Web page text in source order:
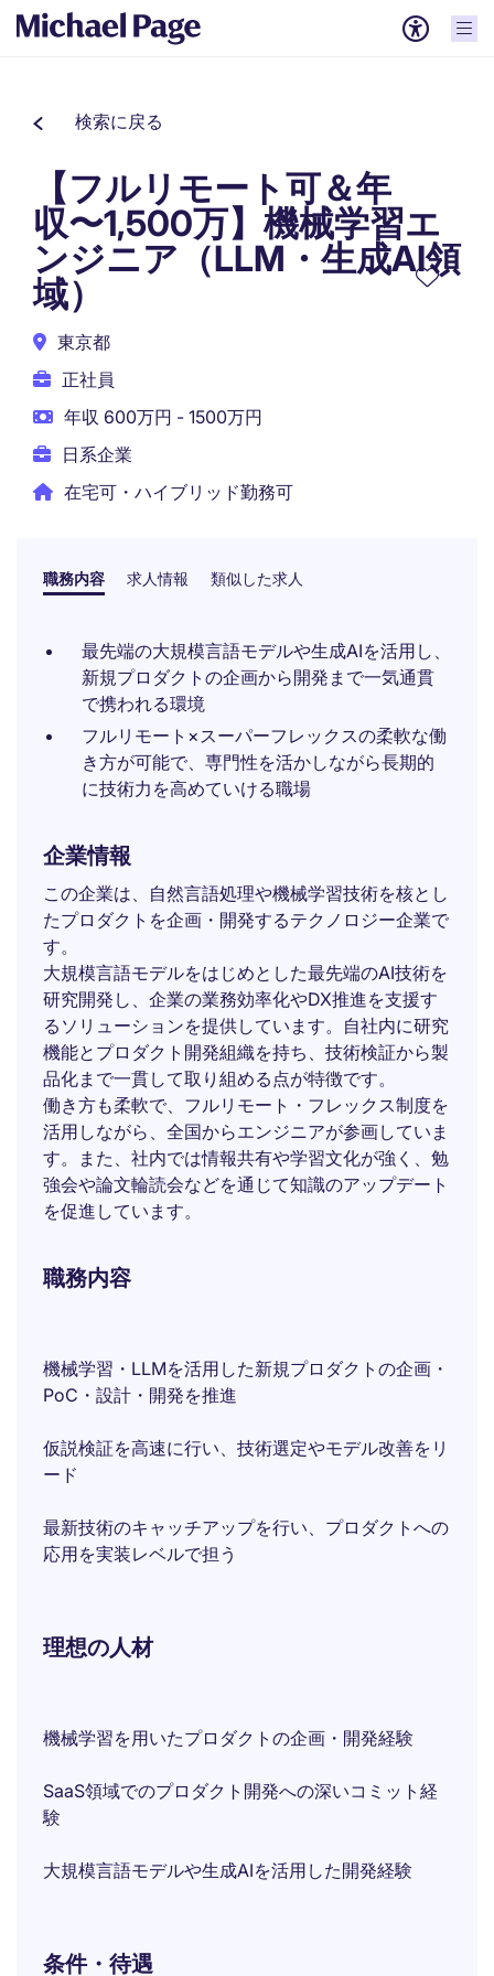
検索に戻る
【フルリモート可＆年
収〜1,500万】機械学習エ
ンジニア（LLM・生成AI領
域）
東京都
正社員
年収 600万円 - 1500万円
日系企業
在宅可・ハイブリッド勤務可
職務内容 求人情報 類似した求人
最先端の大規模言語モデルや生成AIを活用し、
新規プロダクトの企画から開発まで一気通貫
で携われる環境
フルリモート×スーパーフレックスの柔軟な働
き方が可能で、専門性を活かしながら長期的
に技術力を高めていける職場
企業情報
この企業は、自然言語処理や機械学習技術を核とし
たプロダクトを企画・開発するテクノロジー企業で
す。
大規模言語モデルをはじめとした最先端のAI技術を
研究開発し、企業の業務効率化やDX推進を支援す
るソリューションを提供しています。自社内に研究
機能とプロダクト開発組織を持ち、技術検証から製
品化まで一貫して取り組める点が特徴です。
働き方も柔軟で、フルリモート・フレックス制度を
活用しながら、全国からエンジニアが参画していま
す。また、社内では情報共有や学習文化が強く、勉
強会や論文輪読会などを通じて知識のアップデート
を促進しています。
職務内容
機械学習・LLMを活用した新規プロダクトの企画・
PoC・設計・開発を推進
仮説検証を高速に行い、技術選定やモデル改善をリ
ード
最新技術のキャッチアップを行い、プロダクトへの
応用を実装レベルで担う
理想の人材
機械学習を用いたプロダクトの企画・開発経験
SaaS領域でのプロダクト開発への深いコミット経
験
大規模言語モデルや生成AIを活用した開発経験
条件・待遇